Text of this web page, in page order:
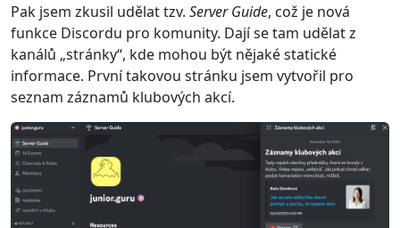
Pak jsem zkusil udělat tzv. Server Guide, což je nová
funkce Discordu pro komunity. Dají se tam udělat z
kanálů „stránky“, kde mohou být nějaké statické
informace. První takovou stránku jsem vytvořil pro
seznam záznamů klubových akcí.